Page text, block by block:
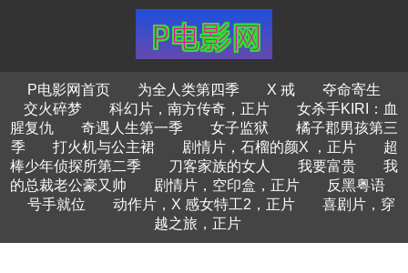
P电影网首页 为全人类第四季 X 戒
夺命寄生
交火碎梦
科幻片，南方传奇，正片
女杀手KIRI：血
腥复仇
奇遇人生第一季 女子监狱
橘子郡男孩第三
季
打火机与公主裙 剧情片，石榴的颜X ，正片
超
棒少年侦探所第二季
刀客家族的女人 我要富贵
我
的总裁老公豪又帅
剧情片，空印盒，正片
反黑粤语
号手就位
动作片，X 感女特工2，正片
喜剧片，穿
越之旅，正片